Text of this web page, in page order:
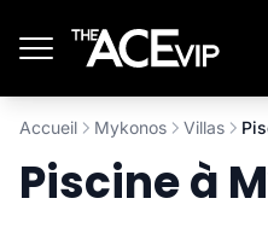
Accueil Mykonos Villas
Piscine à